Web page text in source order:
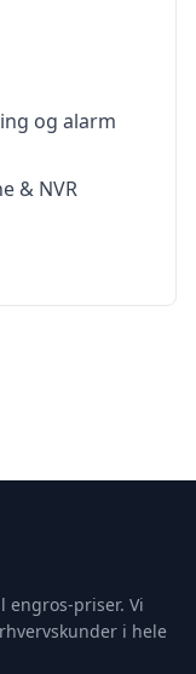
og alarm
& NVR
engros-priser. Vi
i hele